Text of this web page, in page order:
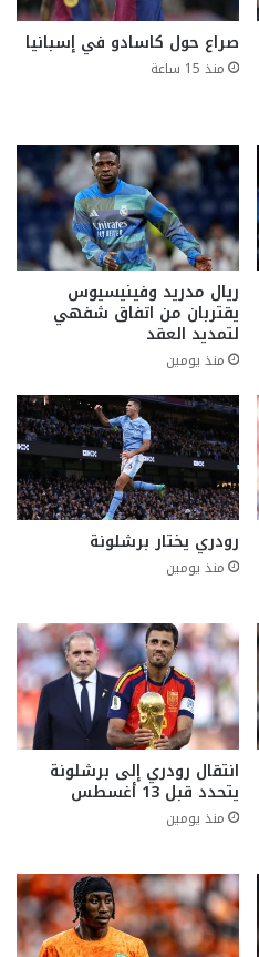
صراع حول كاسادو في إسبانيا
منذ 15 ساعة
ريال مدريد وفينيسيوس
يقتربان من اتفاق شفهي
لتمديد العقد
منذ يومين
رودري يختار برشلونة
منذ يومين
انتقال رودري إلى برشلونة
يتحدد قبل 13 أغسطس
منذ يومين